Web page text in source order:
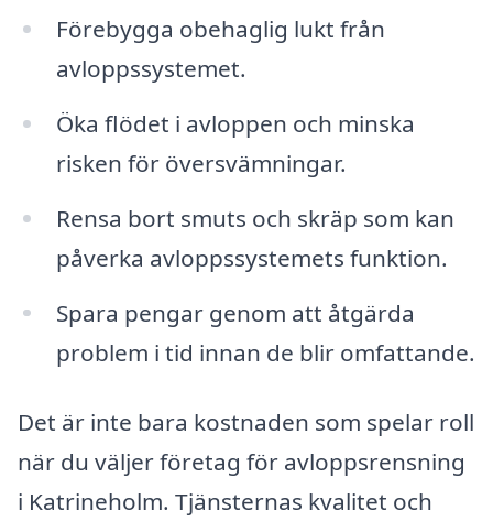
Förebygga obehaglig lukt från
avloppssystemet.
Öka flödet i avloppen och minska
risken för översvämningar.
Rensa bort smuts och skräp som kan
påverka avloppssystemets funktion.
Spara pengar genom att åtgärda
problem i tid innan de blir omfattande.
Det är inte bara kostnaden som spelar roll
när du väljer företag för avloppsrensning
i Katrineholm. Tjänsternas kvalitet och